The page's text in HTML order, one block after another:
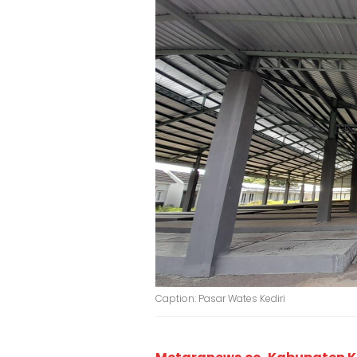
Caption: Pasar Wates Kediri